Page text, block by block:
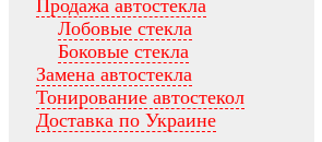
Продажа автостекла
Лобовые стекла
Боковые стекла
Замена автостекла
Тонирование автостекол
Доставка по Украине